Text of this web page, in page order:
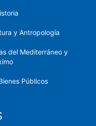
y Antropología
del Mediterráneo y
Públicos